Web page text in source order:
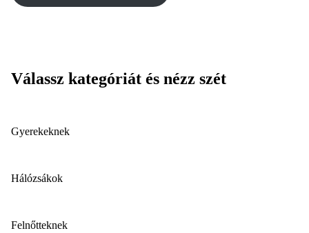
Válassz kategóriát és nézz szét
Gyerekeknek
Hálózsákok
Felnőtteknek